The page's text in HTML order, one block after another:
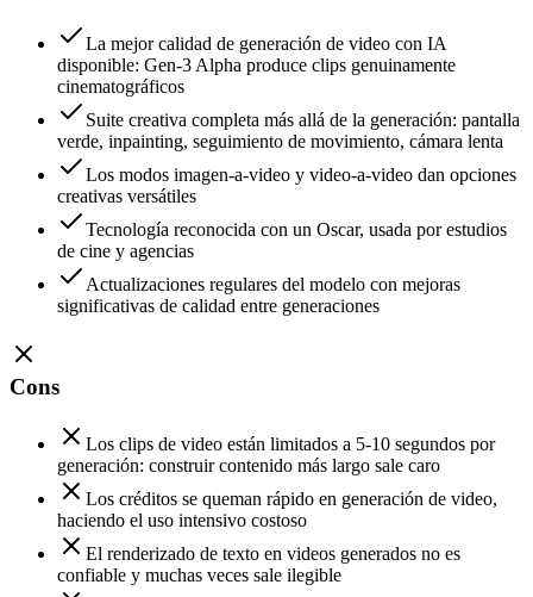
La mejor calidad de generación de video con IA
disponible: Gen-3 Alpha produce clips genuinamente
cinematográficos
Suite creativa completa más allá de la generación: pantalla
verde, inpainting, seguimiento de movimiento, cámara lenta
Los modos imagen-a-video y video-a-video dan opciones
creativas versátiles
Tecnología reconocida con un Oscar, usada por estudios
de cine y agencias
Actualizaciones regulares del modelo con mejoras
significativas de calidad entre generaciones
Cons
Los clips de video están limitados a 5-10 segundos por
generación: construir contenido más largo sale caro
Los créditos se queman rápido en generación de video,
haciendo el uso intensivo costoso
El renderizado de texto en videos generados no es
confiable y muchas veces sale ilegible